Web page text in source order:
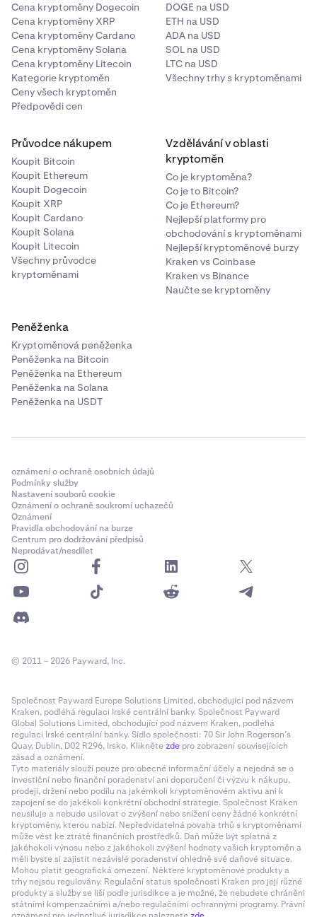
Cena kryptoměny Dogecoin
Cena kryptoměny XRP
Cena kryptoměny Cardano
Cena kryptoměny Solana
Cena kryptoměny Litecoin
Kategorie kryptoměn
Ceny všech kryptoměn
Předpovědi cen
DOGE na USD
ETH na USD
ADA na USD
SOL na USD
LTC na USD
Všechny trhy s kryptoměnami
Průvodce nákupem
Koupit Bitcoin
Koupit Ethereum
Koupit Dogecoin
Koupit XRP
Koupit Cardano
Koupit Solana
Koupit Litecoin
Všechny průvodce
kryptoměnami
Vzdělávání v oblasti
kryptoměn
Co je kryptoměna?
Co je to Bitcoin?
Co je Ethereum?
Nejlepší platformy pro
obchodování s kryptoměnami
Nejlepší kryptoměnové burzy
Kraken vs Coinbase
Kraken vs Binance
Naučte se kryptoměny
Peněženka
Kryptoměnová peněženka
Peněženka na Bitcoin
Peněženka na Ethereum
Peněženka na Solana
Peněženka na USDT
oznámení o ochraně osobních údajů
Podmínky služby
Nastavení souborů cookie
Oznámení o ochraně soukromí uchazečů
Oznámení
Pravidla obchodování na burze
Centrum pro dodržování předpisů
Neprodávat/nesdílet
© 2011 – 2026 Payward, Inc.
Společnost Payward Europe Solutions Limited, obchodující pod názvem
Kraken, podléhá regulaci Irské centrální banky. Společnost Payward
Global Solutions Limited, obchodující pod názvem Kraken, podléhá
regulaci Irské centrální banky. Sídlo společnosti: 70 Sir John Rogerson’s
Quay, Dublin, D02 R296, Irsko. Kliknětezde pro zobrazení souvisejících
zásad a oznámení.
Tyto materiály slouží pouze pro obecné informační účely a nejedná se o
investiční nebo finanční poradenství ani doporučení či výzvu k nákupu,
prodeji, držení nebo podílu na jakémkoli kryptoměnovém aktivu ani k
zapojení se do jakékoli konkrétní obchodní strategie. Společnost Kraken
neusiluje a nebude usilovat o zvýšení nebo snížení ceny žádné konkrétní
kryptoměny, kterou nabízí. Nepředvídatelná povaha trhů s kryptoměnami
může vést ke ztrátě finančních prostředků. Daň může být splatná z
jakéhokoli výnosu nebo z jakéhokoli zvýšení hodnoty vašich kryptoměn a
měli byste si zajistit nezávislé poradenství ohledně své daňové situace.
Mohou platit geografická omezení. Některé kryptoměnové produkty a
trhy nejsou regulovány. Regulační status společnosti Kraken pro její různé
produkty a služby se liší podle jurisdikce a je možné, že nebudete chráněni
státními kompenzačními a/nebo regulačními ochrannými programy. Právní